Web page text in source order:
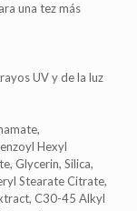
una tez más
UV y de la luz
Hexyl
Glycerin, Silica,
Stearate Citrate,
C30-45 Alkyl